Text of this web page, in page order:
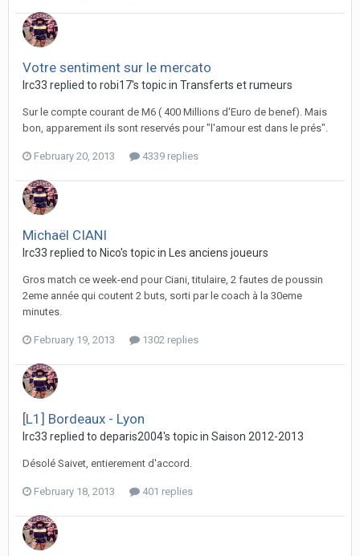
Votre sentiment sur le mercato
lrc33 replied to robi17's topic in Transferts et rumeurs
Sur le compte courant de M6 ( 400 Millions d'Euro de benef). Mais
bon, apparement ils sont reservés pour "l'amour est dans le prés".
February 20, 2013 4339 replies
Michaël CIANI
lrc33 replied to Nico's topic in Les anciens joueurs
Gros match ce week-end pour Ciani, titulaire, 2 fautes de poussin
2eme année qui coutent 2 buts, sorti par le coach à la 30eme
minutes.
February 19, 2013 1302 replies
[L1] Bordeaux - Lyon
lrc33 replied to deparis2004's topic in Saison 2012-2013
Désolé Saivet, entierement d'accord.
February 18, 2013 401 replies